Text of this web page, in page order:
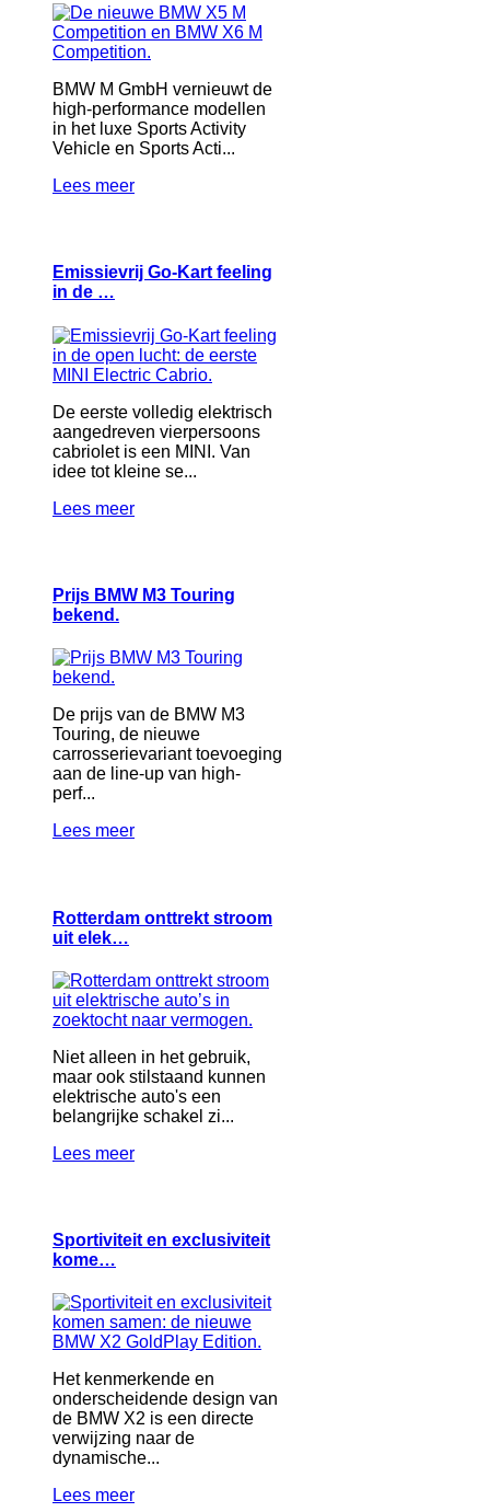
BMW M GmbH vernieuwt de
high-performance modellen
in het luxe Sports Activity
Vehicle en Sports Acti...
Lees meer
Emissievrij Go-Kart feeling
in de …
De eerste volledig elektrisch
aangedreven vierpersoons
cabriolet is een MINI. Van
idee tot kleine se...
Lees meer
Prijs BMW M3 Touring
bekend.
De prijs van de BMW M3
Touring, de nieuwe
carrosserievariant toevoeging
aan de line-up van high-
perf...
Lees meer
Rotterdam onttrekt stroom
uit elek…
Niet alleen in het gebruik,
maar ook stilstaand kunnen
elektrische auto's een
belangrijke schakel zi...
Lees meer
Sportiviteit en exclusiviteit
kome…
Het kenmerkende en
onderscheidende design van
de BMW X2 is een directe
verwijzing naar de
dynamische...
Lees meer